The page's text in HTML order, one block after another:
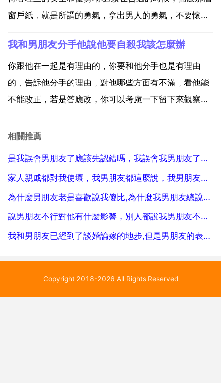
窗戶紙，就是所謂的勇氣，拿出男人的勇氣，不要懷疑
寂寞。如果你連嘗試的勇氣都沒有，下面的都免談，別
幻想被女神倒追。如果你實在是害羞 內向 怕丟人，你
可以趁...
我和男朋友分手他說他要自殺我該怎麼辦
你跟他在一起是有理由的，你要和他分手也是有理由
的，告訴他分手的理由，對他哪些方面有不滿，看他能
不能改正，若是答應改，你可以考慮一下留下來觀察情
殺來威逼你，你就告訴他這樣你永遠不會幸福而且你會
相關推薦
是我誤會男朋友了應該先認錯嗎，我誤會我男朋友了，怎麼跟他道歉呢？
家人親戚都對我使壞，我男朋友都這麼說，我男朋友也不是真正對我的，他天天去網咖玩遊戲，無緣無故跟我冷
為什麼男朋友老是喜歡說我傻比,為什麼我男朋友總說我傻？
說男朋友不行對他有什麼影響，別人都說我男朋友不好，我該怎麼辦
我和男朋友已經到了談婚論嫁的地步,但是男朋友的表妹結婚我該送什麼送什麼禮物，不要網上買的
Copyright 2018-2026 All Rights Reserved